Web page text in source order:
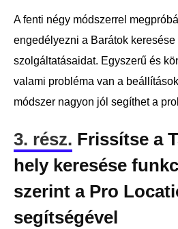
A fenti négy módszerrel
engedélyezni a Barátok
szolgáltatásaidat. Egyszerű és
valami probléma van a
módszer nagyon jól segíthet a
3. rész. Frissítse a
hely keresése
szerint a Pro
segítségével